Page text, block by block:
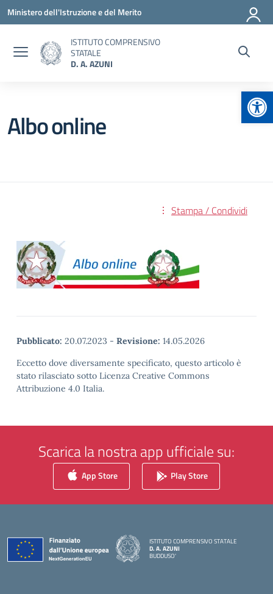
Vai ai contenuti
Vai al menu di navigazione
Vai al footer
Ministero dell'Istruzione e del Merito
ISTITUTO COMPRENSIVO
STATALE
D. A. AZUNI
Albo online
Stampa / Condividi
Pubblicato: 20.07.2023 - Revisione: 14.05.2026
Eccetto dove diversamente specificato, questo articolo è
stato rilasciato sotto Licenza Creative Commons
Attribuzione 4.0 Italia.
Scarica la nostra app ufficiale su:
App Store Play Store
ISTITUTO COMPRENSIVO STATALE
D. A. AZUNI
BUDDUSO'